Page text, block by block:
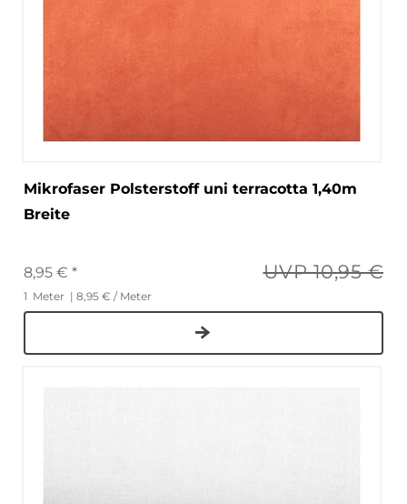
Mikrofaser Polsterstoff uni terracotta 1,40m
Breite
UVP 10,95 €
8,95 € *
1 Meter | 8,95 € / Meter